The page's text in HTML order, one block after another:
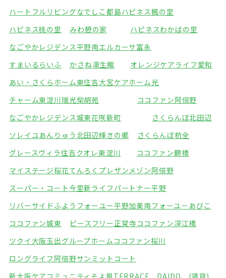
ハートフルリビングなでしこ都島ハピネス楓の里
ハピネス桃の里
みわ憩の家
ハピネスわかばの里
なごやかレジデンス平野南エルカーサ富永
すまいるらいふ
かさね凛生館
オレンジケアライフ愛和
あい・さくらホーム東住吉大宮ケアホーム光
チャーム東淀川瑞光柴胡苑
ココファン阿倍野
なごやかレジデンス城東花咲新町
さくらんぼ北田辺
ソレイユあんりゅう 北田辺輝きの郷
さくらんぼ杭全
グレースヴィラ住吉クオレ東淀川
ココファン鶴橋
マイステージ桜花てんろく プレザンメゾン阿倍野
スーパー・コート今里新ライフパートナー平野
リバーサイドふよう フォーユー平野加美南フォーユーあびこ
ココファン城東
ピースフリー正覚寺ココファン深江橋
ツクイ大阪玉出グループホームココファン桜川
ロングライフ阿倍野サンミットコート
新大阪ケアコミュニティそよ風TERRACE DAIDO (賃貸)